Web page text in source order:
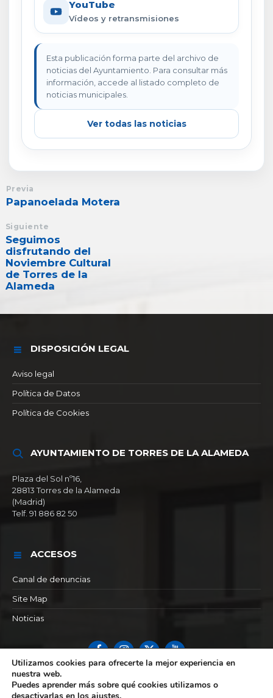
YouTube
Vídeos y retransmisiones
Esta publicación forma parte del archivo de
noticias del Ayuntamiento. Para consultar más
información, accede al listado completo de
noticias municipales.
Ver todas las noticias
Previa
Papanoelada Motera
Siguiente
Seguimos
disfrutando del
Noviembre Cultural
de Torres de la
Alameda
DISPOSICIÓN LEGAL
Aviso legal
Política de Datos
Política de Cookies
AYUNTAMIENTO DE TORRES DE LA ALAMEDA
Plaza del Sol nº16,
28813 Torres de la Alameda
(Madrid)
Telf. 91 886 82 50
ACCESOS
Canal de denuncias
Site Map
Noticias
FacebookInstagram
X YouTube
Utilizamos cookies para ofrecerte la mejor experiencia en
nuestra web.
Puedes aprender más sobre qué cookies utilizamos o